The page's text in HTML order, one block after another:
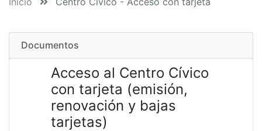
Documentos
Acceso al Centro Cívico
con tarjeta (emisión,
renovación y bajas
tarjetas)